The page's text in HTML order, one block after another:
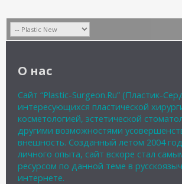
О нас
Сайт “Plastic-Surgeon.Ru” (Пластик-
интересующихся пластической
косметологией, эстетической
другими возможностями
внешность. Созданный летом 2004
личного опыта, сайт вскоре стал
ресурсом по данной теме в
интернете.